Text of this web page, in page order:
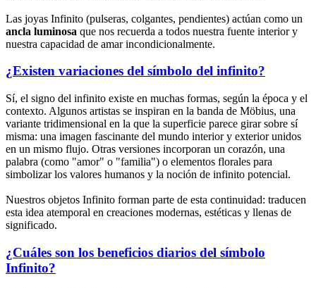
Las joyas Infinito (pulseras, colgantes, pendientes) actúan como un
ancla luminosa que nos recuerda a todos nuestra fuente interior y
nuestra capacidad de amar incondicionalmente.
¿Existen variaciones del símbolo del infinito?
Sí, el signo del infinito existe en muchas formas, según la época y el
contexto. Algunos artistas se inspiran en la banda de Möbius, una
variante tridimensional en la que la superficie parece girar sobre sí
misma: una imagen fascinante del mundo interior y exterior unidos
en un mismo flujo. Otras versiones incorporan un corazón, una
palabra (como "amor" o "familia") o elementos florales para
simbolizar los valores humanos y la noción de infinito potencial.
Nuestros objetos Infinito forman parte de esta continuidad: traducen
esta idea atemporal en creaciones modernas, estéticas y llenas de
significado.
¿Cuáles son los beneficios diarios del símbolo
Infinito?